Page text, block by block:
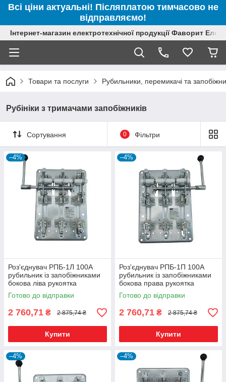
Всі ціни актуальні! Післяплатою тимчасово не
відправляємо!
Інтернет-магазин електротехнічної продукції Фаворит
Товари та послуги Рубильники, перемикачі та
Рубініки з тримачами запобіжників
Сортування 0 Фільтри
–4%
Роз'єднувач РПБ-1Л 100А
рубильник із запобіжниками
бокова ліва рукоятка
Готово до відправки
2 760,71 ₴ 2 875,74 ₴
Купити
–4%
Роз'єднувач РПБ-1П 100А
рубильник із запобіжниками
бокова права рукоятка
Готово до відправки
2 760,71 ₴ 2 875,74 ₴
Купити
–4% –4%